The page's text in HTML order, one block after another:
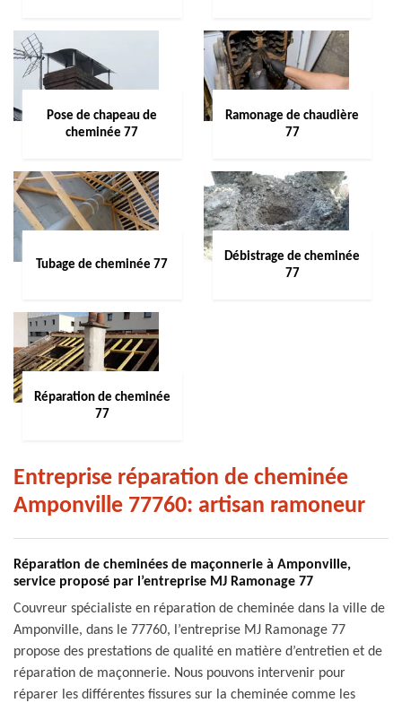
Pose de chapeau de
cheminée 77
Ramonage de chaudière
77
Tubage de cheminée 77
Débistrage de cheminée
77
Réparation de cheminée
77
Entreprise réparation de cheminée
Amponville 77760: artisan ramoneur
Réparation de cheminées de maçonnerie à Amponville,
service proposé par l’entreprise MJ Ramonage 77
Couvreur spécialiste en réparation de cheminée dans la ville de
Amponville, dans le 77760, l’entreprise MJ Ramonage 77
propose des prestations de qualité en matière d’entretien et de
réparation de maçonnerie. Nous pouvons intervenir pour
réparer les différentes fissures sur la cheminée comme les